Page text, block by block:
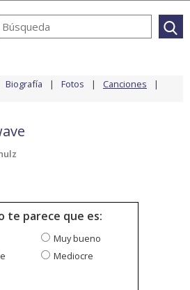
Biografía Fotos Canciones
te parece que es:
Muy bueno
Mediocre